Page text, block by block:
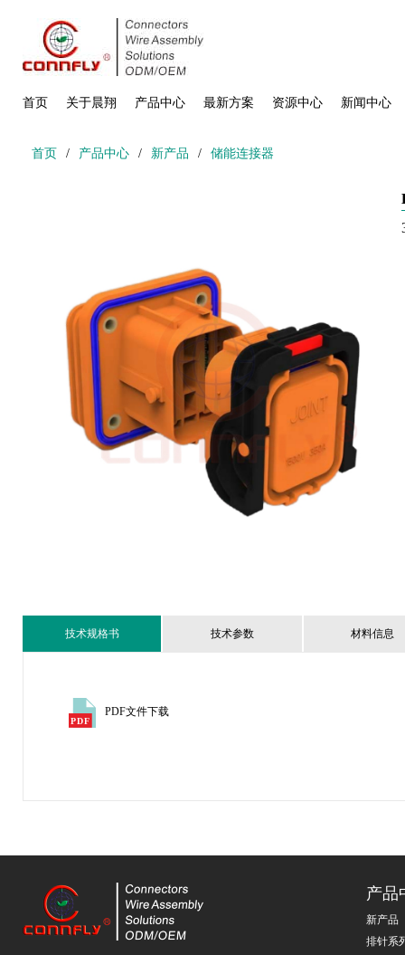
首页 关于晨翔 产品中心 最新方案 资源中心 新闻中心
首页 / 产品中心 / 新产品 / 储能连接器
技术规格书 技术参数 材料信息
PDF文件下载
产品
新产品
排针系